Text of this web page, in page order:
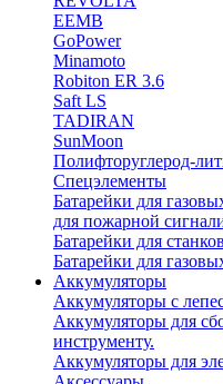
EEMB
GoPower
Minamoto
Robiton ER 3.6
Saft LS
TADIRAN
SunMoon
Полифторуглерод-
Спецэлементы
Батарейки для
для пожарной
Батарейки для
Батарейки для
Аккумуляторы
Аккумуляторы с
Аккумуляторы для
инструменту.
Аккумуляторы для